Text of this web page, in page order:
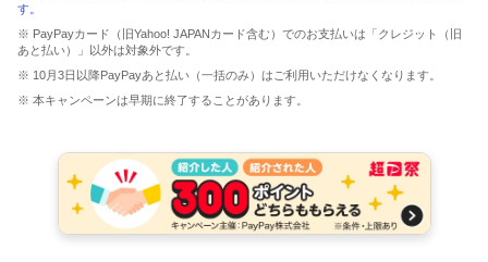
す。
※ PayPayカード（旧Yahoo! JAPANカード含む）でのお支払いは「クレジット（旧
あと払い）」以外は対象外です。
※ 10月3日以降PayPayあと払い（一括のみ）はご利用いただけなくなります。
※ 本キャンペーンは早期に終了することがあります。